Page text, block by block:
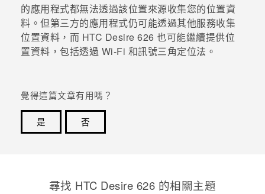
的應用程式都無法透過該位置來源收集您的位置資
料。但第三方的應用程式仍可能透過其他服務收集
位置資料，而 HTC Desire 626 也可能繼續提供位
置資料，包括透過 Wi-Fi 和訊號三角定位法。
覺得這篇文章有用嗎？
是
否
尋找 HTC Desire 626 的相關主題